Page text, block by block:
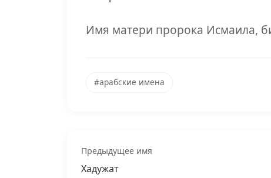
Имя матери пророка Исмаила,
#арабские имена
Предыдущее имя
Хадужат